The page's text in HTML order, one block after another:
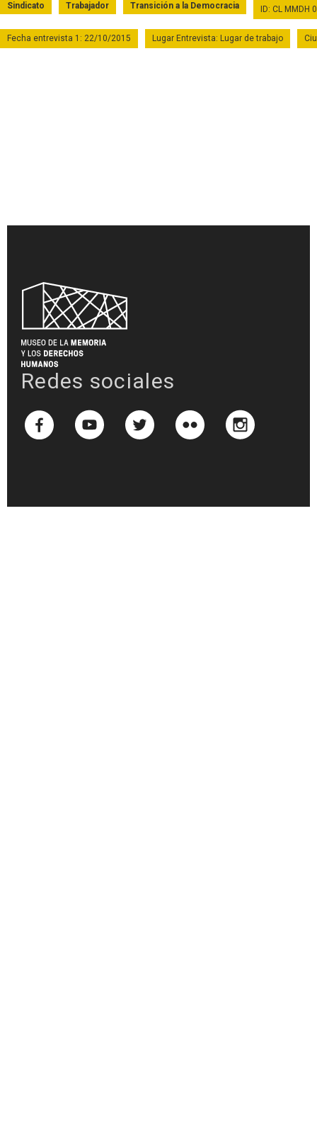
Sindicato Trabajador Transición a la Democracia ID: CL
Fecha entrevista 1: 22/10/2015 Lugar Entrevista: Lugar de trabajo
Redes sociales